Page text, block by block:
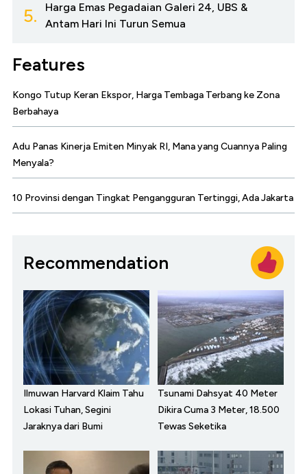
5.
Harga Emas Pegadaian Galeri 24, UBS &
Antam Hari Ini Turun Semua
Features
Kongo Tutup Keran Ekspor, Harga Tembaga Terbang ke Zona
Berbahaya
Adu Panas Kinerja Emiten Minyak RI, Mana yang Cuannya Paling
Menyala?
10 Provinsi dengan Tingkat Pengangguran Tertinggi, Ada Jakarta
Recommendation
Ilmuwan Harvard Klaim Tahu
Lokasi Tuhan, Segini
Jaraknya dari Bumi
Tsunami Dahsyat 40 Meter
Dikira Cuma 3 Meter, 18.500
Tewas Seketika